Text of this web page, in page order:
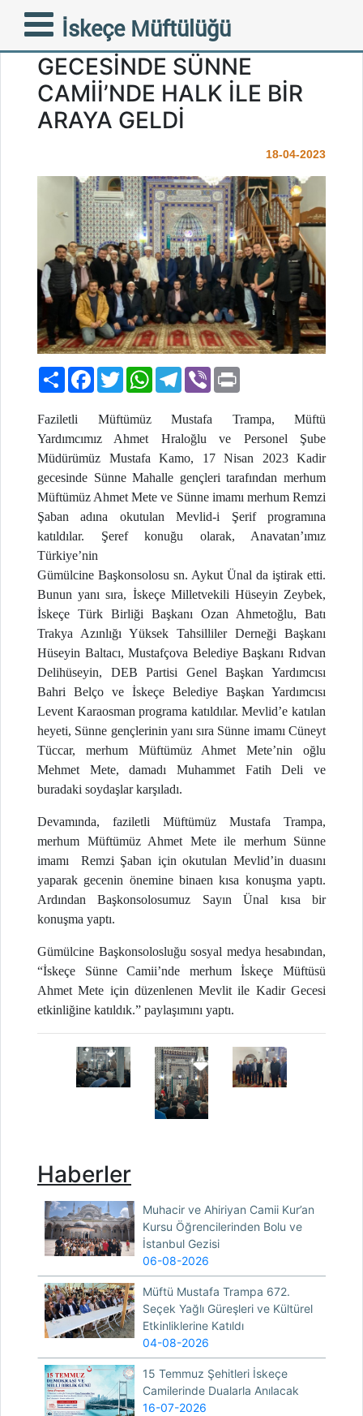
İskeçe Müftülüğü
FAZİLETLİ MÜFTÜMÜZ
MUSTAFA TRAMPA KADİR
GECESİNDE SÜNNE
CAMİİ’NDE HALK İLE BİR
ARAYA GELDİ
18-04-2023
PaylaşFacebook
TwitterWhatsAppTelegram
Viber
Faziletli Müftümüz Mustafa Trampa, Müftü
Yardımcımız Ahmet Hraloğlu ve Personel Şube
Müdürümüz Mustafa Kamo, 17 Nisan 2023 Kadir
gecesinde Sünne Mahalle gençleri tarafından merhum
Müftümüz Ahmet Mete ve Sünne imamı merhum Remzi
Şaban adına okutulan Mevlid-i Şerif programına
katıldılar. Şeref konuğu olarak, Anavatan’ımız
Türkiye’nin
Gümülcine Başkonsolosu sn. Aykut Ünal da iştirak etti.
Bunun yanı sıra, İskeçe Milletvekili Hüseyin Zeybek,
İskeçe Türk Birliği Başkanı Ozan Ahmetoğlu, Batı
Trakya Azınlığı Yüksek Tahsilliler Derneği Başkanı
Hüseyin Baltacı, Mustafçova Belediye Başkanı Rıdvan
Delihüseyin, DEB Partisi Genel Başkan Yardımcısı
Bahri Belço ve İskeçe Belediye Başkan Yardımcısı
Levent Karaosman programa katıldılar. Mevlid’e katılan
heyeti, Sünne gençlerinin yanı sıra Sünne imamı Cüneyt
Tüccar, merhum Müftümüz Ahmet Mete’nin oğlu
Mehmet Mete, damadı Muhammet Fatih Deli ve
buradaki soydaşlar karşıladı.
Devamında, faziletli Müftümüz Mustafa Trampa,
merhum Müftümüz Ahmet Mete ile merhum Sünne
imamı Remzi Şaban için okutulan Mevlid’in duasını
yaparak gecenin önemine binaen kısa konuşma yaptı.
Ardından Başkonsolosumuz Sayın Ünal kısa bir
konuşma yaptı.
Gümülcine Başkonsolosluğu sosyal medya hesabından,
“İskeçe Sünne Camii’nde merhum İskeçe Müftüsü
Ahmet Mete için düzenlenen Mevlit ile Kadir Gecesi
etkinliğine katıldık.” paylaşımını yaptı.
Haberler
Muhacir ve Ahiriyan Camii Kur’an
Kursu Öğrencilerinden Bolu ve
İstanbul Gezisi
06-08-2026
Müftü Mustafa Trampa 672.
Seçek Yağlı Güreşleri ve Kültürel
Etkinliklerine Katıldı
04-08-2026
15 Temmuz Şehitleri İskeçe
Camilerinde Dualarla Anılacak
16-07-2026